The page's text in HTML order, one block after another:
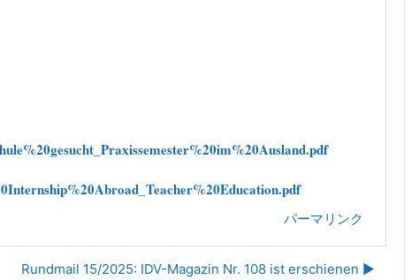
パーマリンク
Rundmail 15/2025: IDV-Magazin Nr. 108 ist erschienen ▶︎